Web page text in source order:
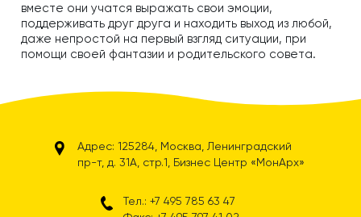
вместе они учатся выражать свои эмоции,
поддерживать друг друга и находить выход из любой,
даже непростой на первый взгляд ситуации, при
помощи своей фантазии и родительского совета.
Адрес: 125284, Москва, Ленинградский
пр-т, д. 31А, стр.1, Бизнес Центр «МонАрх»
Тел.: +7 495 785 63 47